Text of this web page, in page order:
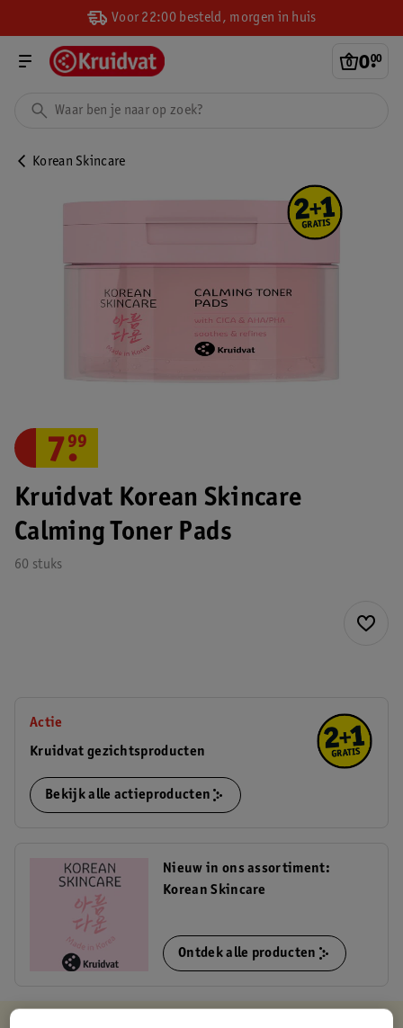
Voor 22:00 besteld, morgen in huis
0.
00
Korean Skincare
Kruidvat Korean Skincare
Calming Toner Pads
60 stuks
7.
99
Actie
Kruidvat gezichtsproducten
Bekijk alle actieproducten
Nieuw in ons assortiment:
Korean Skincare
Ontdek alle producten